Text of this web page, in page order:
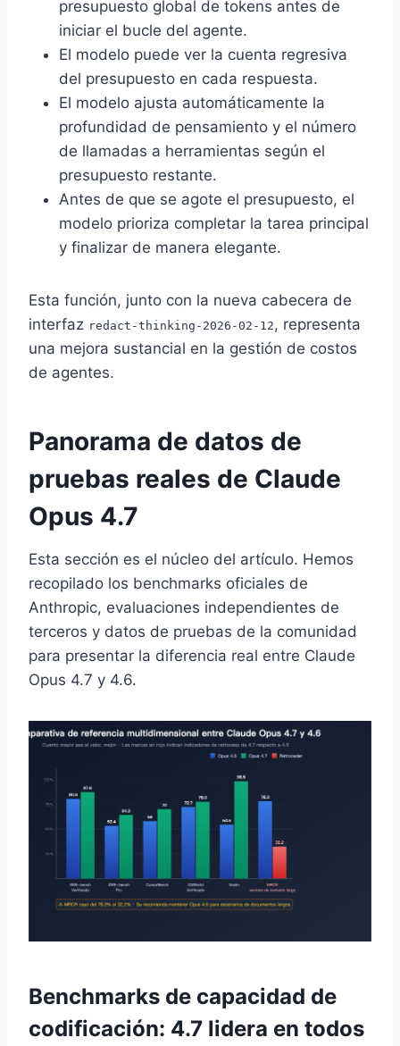
presupuesto global de tokens antes de
iniciar el bucle del agente.
El modelo puede ver la cuenta regresiva
del presupuesto en cada respuesta.
El modelo ajusta automáticamente la
profundidad de pensamiento y el número
de llamadas a herramientas según el
presupuesto restante.
Antes de que se agote el presupuesto, el
modelo prioriza completar la tarea principal
y finalizar de manera elegante.
Esta función, junto con la nueva cabecera de
interfaz redact-thinking-2026-02-12 , representa
una mejora sustancial en la gestión de costos
de agentes.
Panorama de datos de
pruebas reales de Claude
Opus 4.7
Esta sección es el núcleo del artículo. Hemos
recopilado los benchmarks oficiales de
Anthropic, evaluaciones independientes de
terceros y datos de pruebas de la comunidad
para presentar la diferencia real entre Claude
Opus 4.7 y 4.6.
Benchmarks de capacidad de
codificación: 4.7 lidera en todos